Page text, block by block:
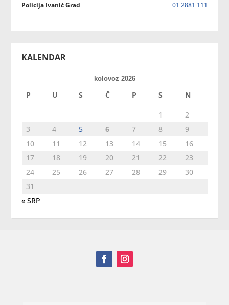
Policija Ivanić Grad 01 2881 111
KALENDAR
kolovoz 2026
P U S Č P S N
1
2
3
4 5 6 7 8
9
10
11 12 13 14 15
16
17
18 19 20 21 22
23
24
25 26 27 28 29
30
31
« SRP